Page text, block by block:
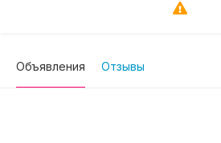
Объявления Отзывы